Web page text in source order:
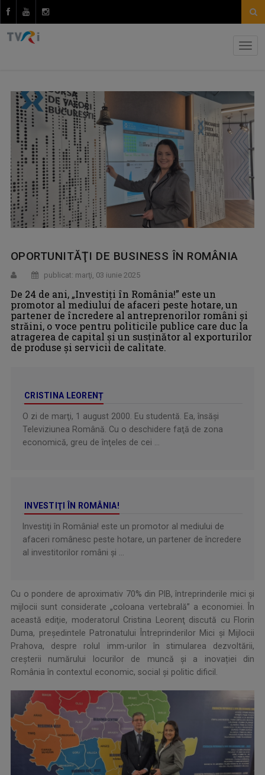
OPORTUNITĂŢI DE BUSINESS ÎN ROMÂNIA
publicat: marţi, 03 iunie 2025
De 24 de ani, „Investiţi în România!” este un
promotor al mediului de afaceri peste hotare, un
partener de încredere al antreprenorilor români și
străini, o voce pentru politicile publice care duc la
atragerea de capital şi un susţinător al exporturilor
de produse şi servicii de calitate.
CRISTINA LEORENȚ
O zi de marţi, 1 august 2000. Eu studentă. Ea, însăşi
Televiziunea Română. Cu o deschidere faţă de zona
economică, greu de înţeles de cei ...
INVESTIŢI ÎN ROMÂNIA!
Investiţi în România! este un promotor al mediului de
afaceri românesc peste hotare, un partener de încredere
al investitorilor români și ...
Cu o pondere de aproximativ 70% din PIB, întreprinderile mici şi
mijlocii sunt considerate „coloana vertebrală” a economiei. În
această ediţie, moderatorul Cristina Leorenţ discută cu Florin
Duma, preşedintele Patronatului Întreprinderilor Mici şi Mijlocii
Prahova, despre rolul imm-urilor în stimularea dezvoltării,
creşterii numărului locurilor de muncă și a inovației din
România în contextul economic, social şi politic dificil.